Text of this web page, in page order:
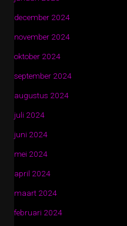
december 2024
november 2024
oktober 2024
september 2024
augustus 2024
juli 2024
juni 2024
mei 2024
april 2024
maart 2024
februari 2024